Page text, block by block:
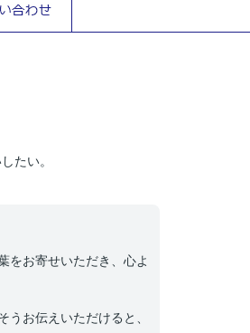
たい。
をお寄せいただき、心よ
お伝えいただけると、